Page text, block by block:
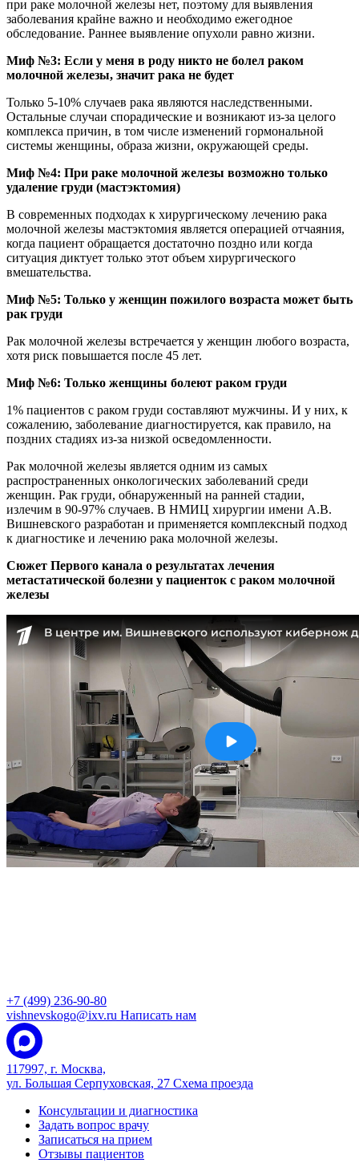
при раке молочной железы нет, поэтому для выявления
заболевания крайне важно и необходимо ежегодное
обследование. Раннее выявление опухоли равно жизни.
Миф №3: Если у меня в роду никто не болел раком
молочной железы, значит рака не будет
Только 5-10% случаев рака являются наследственными.
Остальные случаи спорадические и возникают из-за целого
комплекса причин, в том числе изменений гормональной
системы женщины, образа жизни, окружающей среды.
Миф №4: При раке молочной железы возможно только
удаление груди (мастэктомия)
В современных подходах к хирургическому лечению рака
молочной железы мастэктомия является операцией отчаяния,
когда пациент обращается достаточно поздно или когда
ситуация диктует только этот объем хирургического
вмешательства.
Миф №5: Только у женщин пожилого возраста может быть
рак груди
Рак молочной железы встречается у женщин любого возраста,
хотя риск повышается после 45 лет.
Миф №6: Только женщины болеют раком груди
1% пациентов с раком груди составляют мужчины. И у них, к
сожалению, заболевание диагностируется, как правило, на
поздних стадиях из-за низкой осведомленности.
Рак молочной железы является одним из самых
распространенных онкологических заболеваний среди
женщин. Рак груди, обнаруженный на ранней стадии,
излечим в 90-97% случаев. В НМИЦ хирургии имени А.В.
Вишневского разработан и применяется комплексный подход
к диагностике и лечению рака молочной железы.
Сюжет Первого канала о результатах лечения
метастатической болезни у пациенток с раком молочной
железы
+7 (499) 236-90-80
vishnevskogo@ixv.ru Написать нам
117997, г. Москва,
ул. Большая Серпуховская, 27 Схема проезда
Консультации и диагностика
Задать вопрос врачу
Записаться на прием
Отзывы пациентов